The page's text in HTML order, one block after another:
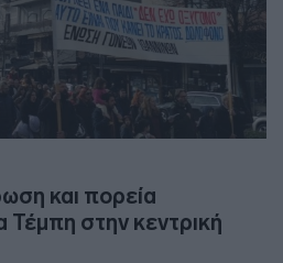
και πορεία
Τέμπη στην κεντρική